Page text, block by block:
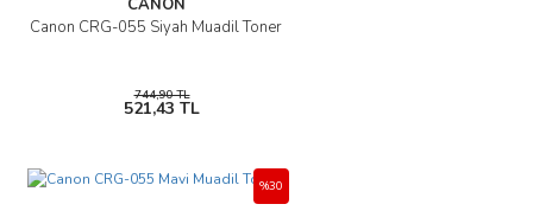
CANON
Canon CRG-055 Siyah Muadil Toner
744,90 TL
521,43 TL
%30